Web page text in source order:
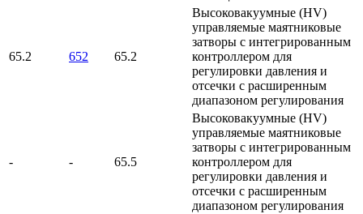
65.2 652 65.2
Высоковакуумные (HV)
управляемые маятниковые
затворы с интегрированным
контроллером для
регулировки давления и
отсечки с расширенным
диапазоном регулирования
- - 65.5
Высоковакуумные (HV)
управляемые маятниковые
затворы с интегрированным
контроллером для
регулировки давления и
отсечки с расширенным
диапазоном регулирования